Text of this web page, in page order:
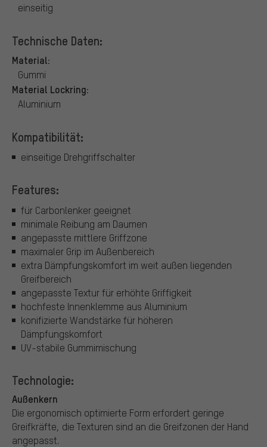
einseitig
Technische Daten:
Material:
Gummi
Material Lockring:
Aluminium
Kompatibilität:
einseitige Drehgriffschalter
Features:
für Carbonlenker geeignet
minimale Reibung am Daumen
angepasste mittlere Griffzone
maximaler Grip im Außenbereich
extra Dämpfungskomfort im weit außen liegenden
Greifbereich
angepasste Textur für erhöhte Griffigkeit
hochfeste Innenklemme aus Aluminium
konifizierte Wandstärke für höheren
Dämpfungskomfort
UV-stabile Gummimischung
Technologie:
Außenkern
Die ergonomisch optimierte Form erfordert geringe
Greifkräfte, die Texturen sind an die Greifzonen der Hand
angepasst.